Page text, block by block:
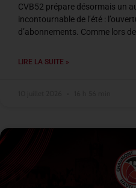
CVB52 prépare désormais un
incontournable de l’été :
d’abonnements. Comme lors
LIRE LA SUITE »